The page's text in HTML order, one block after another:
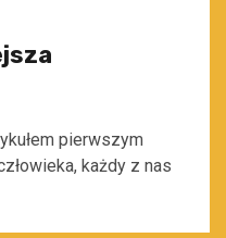
pierwszym
każdy z nas